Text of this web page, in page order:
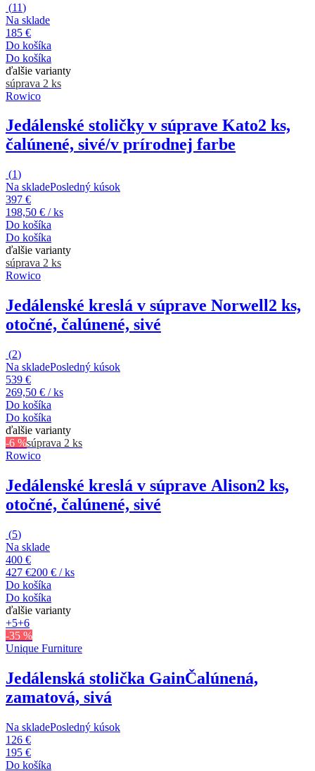
(11)
Na sklade
185 €
Do košíka
Do košíka
ďalšie varianty
súprava 2 ks
Rowico
Jedálenské stoličky v súprave Kato2 ks,
čalúnené, sivé/v prírodnej farbe
(1)
Na skladePosledný kúsok
397 €
198,50 € / ks
Do košíka
Do košíka
ďalšie varianty
súprava 2 ks
Rowico
Jedálenské kreslá v súprave Norwell2 ks,
otočné, čalúnené, sivé
(2)
Na skladePosledný kúsok
539 €
269,50 € / ks
Do košíka
Do košíka
ďalšie varianty
-6 %súprava 2 ks
Rowico
Jedálenské kreslá v súprave Alison2 ks,
otočné, čalúnené, sivé
(5)
Na sklade
400 €
427 €200 € / ks
Do košíka
Do košíka
ďalšie varianty
+5+6
-35 %
Unique Furniture
Jedálenská stolička GainČalúnená,
zamatová, sivá
Na skladePosledný kúsok
126 €
195 €
Do košíka